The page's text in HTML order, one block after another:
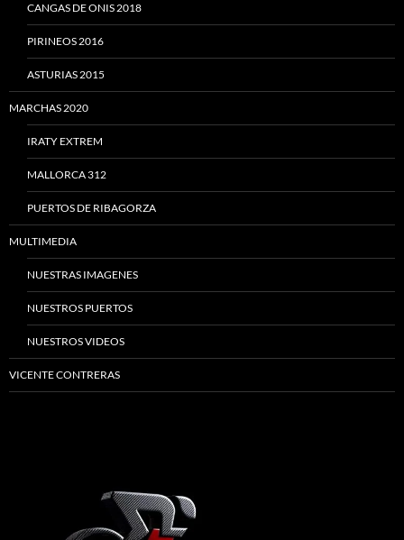
CANGAS DE ONIS 2018
PIRINEOS 2016
ASTURIAS 2015
MARCHAS 2020
IRATY EXTREM
MALLORCA 312
PUERTOS DE RIBAGORZA
MULTIMEDIA
NUESTRAS IMAGENES
NUESTROS PUERTOS
NUESTROS VIDEOS
VICENTE CONTRERAS